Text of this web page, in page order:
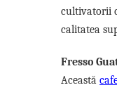
cultivatorii
calitatea
Fresso
Această